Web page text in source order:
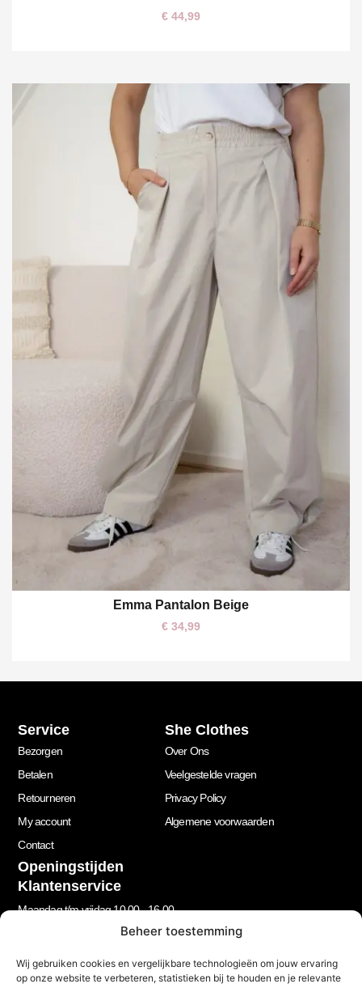
Beheer toestemming
Wij gebruiken cookies en vergelijkbare technologieën om jouw ervaring
op onze website te verbeteren, statistieken bij te houden en je relevante
€ 44,99
One size
Emma Pantalon Beige
€ 34,99
Service
Bezorgen
Betalen
Retourneren
My account
Contact
She Clothes
Over Ons
Veelgestelde vragen
Privacy Policy
Algemene voorwaarden
Openingstijden
Klantenservice
Maandag t/m vrijdag 10.00 - 16.00
Nieuwsbrief
Let’s stay in touch!